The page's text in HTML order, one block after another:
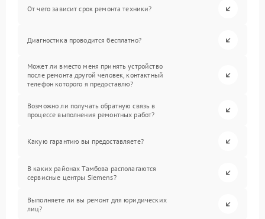
От чего зависит срок ремонта техники?
Диагностика проводится бесплатно?
Может ли вместо меня принять устройство
после ремонта другой человек, контактный
телефон которого я предоставлю?
Возможно ли получать обратную связь в
процессе выполнения ремонтных работ?
Какую гарантию вы предоставляете?
В каких районах Тамбова располагаются
сервисные центры Siemens?
Выполняете ли вы ремонт для юридических
лиц?